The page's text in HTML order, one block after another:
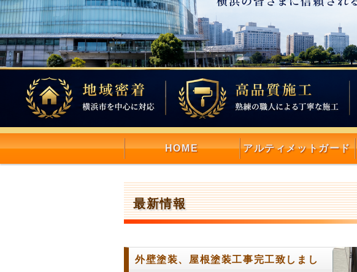
HOME アルティメットガード
最新情報
外壁塗装、屋根塗装工事完工致しまし